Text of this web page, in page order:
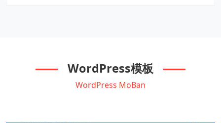
WordPress模板
WordPress MoBan